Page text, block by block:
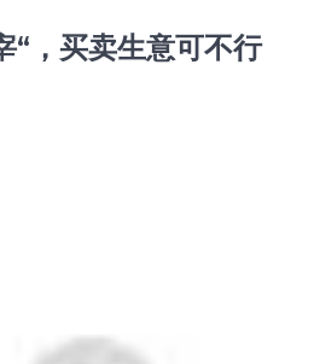
“，买卖生意可不行